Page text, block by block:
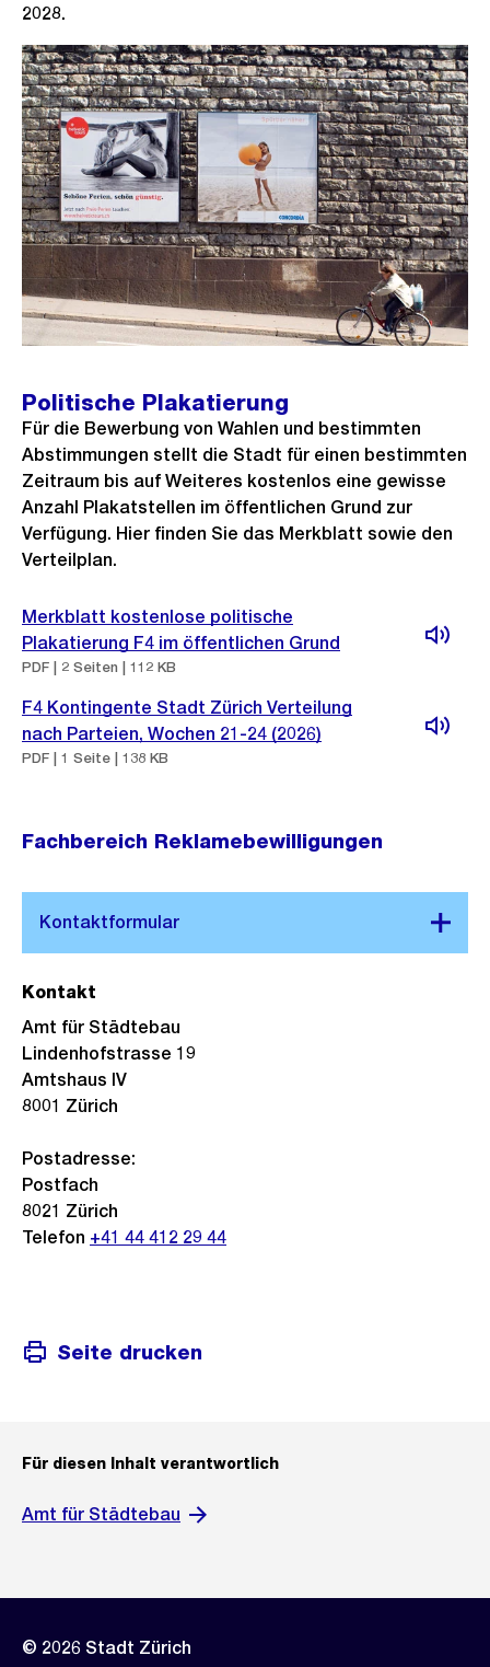
2028.
Politische Plakatierung
Für die Bewerbung von Wahlen und bestimmten
Abstimmungen stellt die Stadt für einen bestimmten
Zeitraum bis auf Weiteres kostenlos eine gewisse
Anzahl Plakatstellen im öffentlichen Grund zur
Verfügung. Hier finden Sie das Merkblatt sowie den
Verteilplan.
Merkblatt kostenlose politische
Plakatierung F4 im öffentlichen Grund
PDF | 2 Seiten | 112 KB
F4 Kontingente Stadt Zürich Verteilung
nach Parteien, Wochen 21-24 (2026)
PDF | 1 Seite | 138 KB
Fachbereich Reklamebewilligungen
Kontakt
Amt für Städtebau
Lindenhofstrasse 19
Amtshaus IV
8001 Zürich
Postadresse:
Postfach
8021 Zürich
Telefon +41 44 412 29 44
Seite drucken
Für diesen Inhalt verantwortlich
Amt für Städtebau
© 2026 Stadt Zürich